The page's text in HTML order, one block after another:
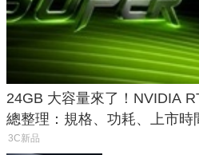
24GB 大容量來了！NVIDIA
總整理：規格、功耗、上市時
3C新品